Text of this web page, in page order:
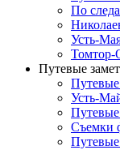
По
Усть-
Томтор-
Путевые
Путевые
Усть-
Съемки
Путевые